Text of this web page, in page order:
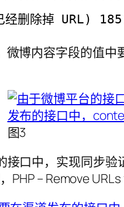
经删除掉 URL)
微博内容字段的值
图3
口中，实现同步
PHP – Remove